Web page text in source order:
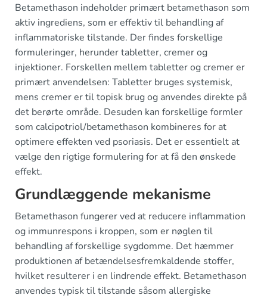
Betamethason indeholder primært betamethason som
aktiv ingrediens, som er effektiv til behandling af
inflammatoriske tilstande. Der findes forskellige
formuleringer, herunder tabletter, cremer og
injektioner. Forskellen mellem tabletter og cremer er
primært anvendelsen: Tabletter bruges systemisk,
mens cremer er til topisk brug og anvendes direkte på
det berørte område. Desuden kan forskellige formler
som calcipotriol/betamethason kombineres for at
optimere effekten ved psoriasis. Det er essentielt at
vælge den rigtige formulering for at få den ønskede
effekt.
Grundlæggende mekanisme
Betamethason fungerer ved at reducere inflammation
og immunrespons i kroppen, som er nøglen til
behandling af forskellige sygdomme. Det hæmmer
produktionen af betændelsesfremkaldende stoffer,
hvilket resulterer i en lindrende effekt. Betamethason
anvendes typisk til tilstande såsom allergiske